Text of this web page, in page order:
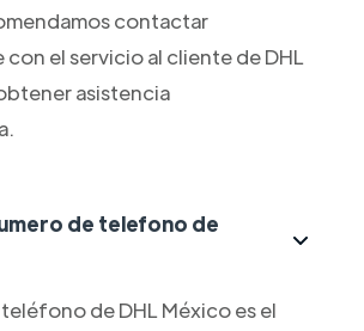
contactar
el servicio al cliente de DHL
asistencia
de telefono de
de DHL México es el